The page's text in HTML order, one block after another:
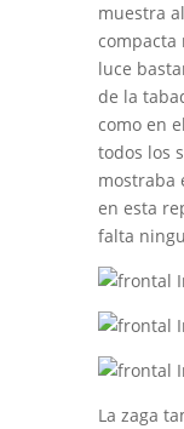
muestra
compacta
luce
de la
como en
todos los
mostraba
en esta
falta
La zaga